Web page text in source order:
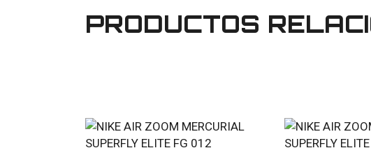
PRODUCTOS